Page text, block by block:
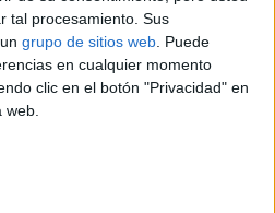
tal procesamiento. Sus
grupo de sitios web . Puede
en cualquier momento
clic en el botón "Privacidad" en